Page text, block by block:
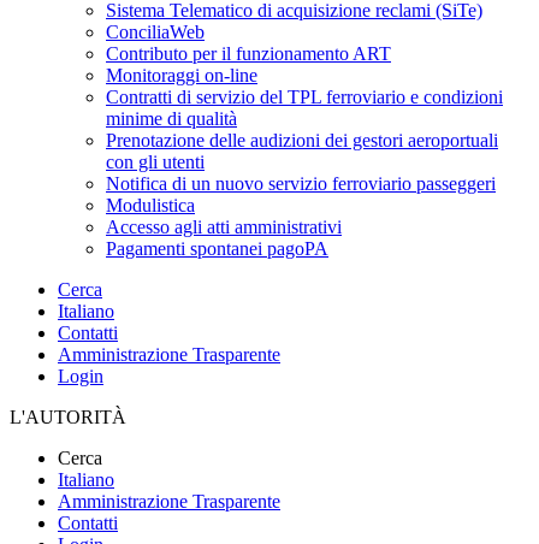
Sistema Telematico di acquisizione reclami (SiTe)
ConciliaWeb
Contributo per il funzionamento ART
Monitoraggi on-line
Contratti di servizio del TPL ferroviario e condizioni
minime di qualità
Prenotazione delle audizioni dei gestori aeroportuali
con gli utenti
Notifica di un nuovo servizio ferroviario passeggeri
Modulistica
Accesso agli atti amministrativi
Pagamenti spontanei pagoPA
Cerca
Italiano
Contatti
Amministrazione Trasparente
Login
L'AUTORITÀ
Cerca
Italiano
Amministrazione Trasparente
Contatti